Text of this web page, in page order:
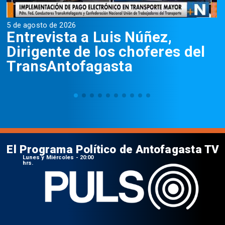
5 de agosto de 2026
Entrevista a Luis Núñez,
Dirigente de los choferes del
TransAntofagasta
El Programa Político de Antofagasta TV
Lunes y Miércoles - 20:00
hrs.